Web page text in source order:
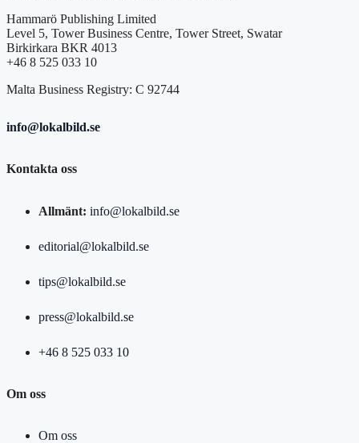
Hammarö Publishing Limited
Level 5, Tower Business Centre, Tower Street, Swatar
Birkirkara BKR 4013
+46 8 525 033 10
Malta Business Registry: C 92744
info@lokalbild.se
Kontakta oss
Allmänt: info@lokalbild.se
editorial@lokalbild.se
tips@lokalbild.se
press@lokalbild.se
+46 8 525 033 10
Om oss
Om oss